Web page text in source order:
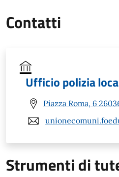
Contatti
Ufficio polizia
Piazza Roma, 6
Strumenti di